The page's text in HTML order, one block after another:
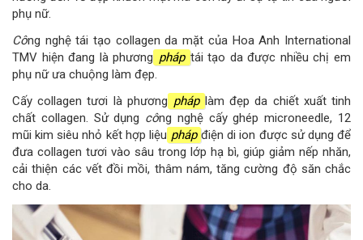
phụ nữ.
Công nghệ tái tạo collagen da mặt của Hoa Anh International
TMV hiện đang là phương pháp tái tạo da được nhiều chị em
phụ nữ ưa chuộng làm đẹp.
Cấy collagen tươi là phương pháp làm đẹp da chiết xuất tinh
chất collagen. Sử dụng công nghệ cấy ghép microneedle, 12
mũi kim siêu nhỏ kết hợp liệu pháp điện di ion được sử dụng để
đưa collagen tươi vào sâu trong lớp hạ bì, giúp giảm nếp nhăn,
cải thiện các vết đồi mồi, thâm nám, tăng cường độ săn chắc
cho da.